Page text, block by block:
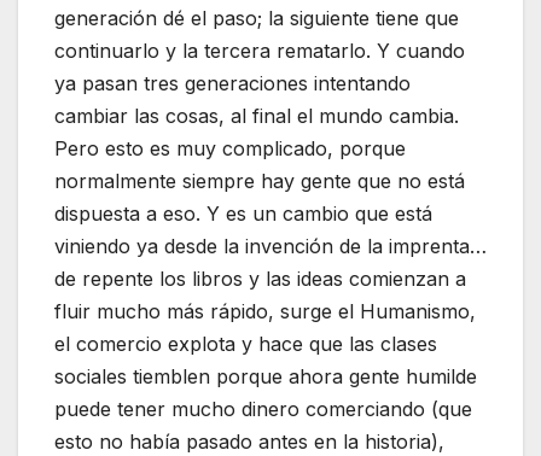
generación dé el paso; la siguiente tiene que
continuarlo y la tercera rematarlo. Y cuando
ya pasan tres generaciones intentando
cambiar las cosas, al final el mundo cambia.
Pero esto es muy complicado, porque
normalmente siempre hay gente que no está
dispuesta a eso. Y es un cambio que está
viniendo ya desde la invención de la imprenta…
de repente los libros y las ideas comienzan a
fluir mucho más rápido, surge el Humanismo,
el comercio explota y hace que las clases
sociales tiemblen porque ahora gente humilde
puede tener mucho dinero comerciando (que
esto no había pasado antes en la historia),